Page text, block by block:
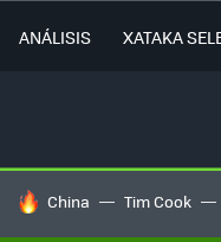
ANÁLISIS XATAKA
HOY SE HABLA DE
China Tim Cook